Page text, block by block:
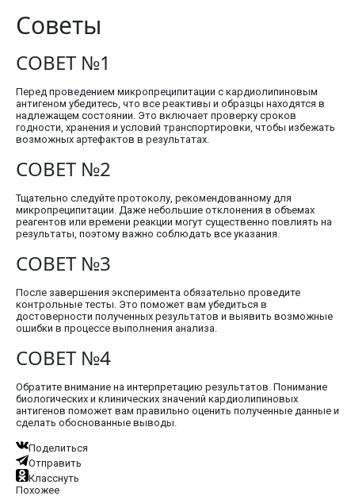
Советы
СОВЕТ №1
Перед проведением микропреципитации с кардиолипиновым
антигеном убедитесь, что все реактивы и образцы находятся в
надлежащем состоянии. Это включает проверку сроков
годности, хранения и условий транспортировки, чтобы избежать
возможных артефактов в результатах.
СОВЕТ №2
Тщательно следуйте протоколу, рекомендованному для
микропреципитации. Даже небольшие отклонения в объемах
реагентов или времени реакции могут существенно повлиять на
результаты, поэтому важно соблюдать все указания.
СОВЕТ №3
После завершения эксперимента обязательно проведите
контрольные тесты. Это поможет вам убедиться в
достоверности полученных результатов и выявить возможные
ошибки в процессе выполнения анализа.
СОВЕТ №4
Обратите внимание на интерпретацию результатов. Понимание
биологических и клинических значений кардиолипиновых
антигенов поможет вам правильно оценить полученные данные и
сделать обоснованные выводы.
Поделиться
Отправить
Класснуть
Похожее